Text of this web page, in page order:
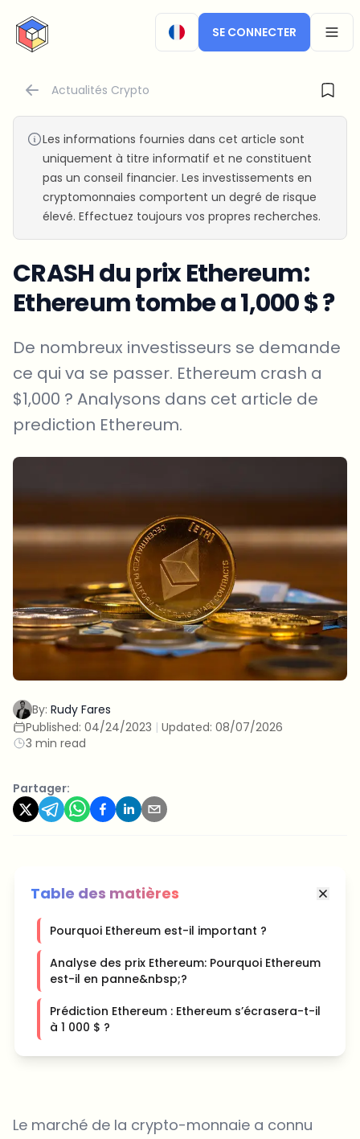
CryptoTicker
SE CONNECTER
Actualités Crypto
Les informations fournies dans cet article sont
uniquement à titre informatif et ne constituent
pas un conseil financier. Les investissements en
cryptomonnaies comportent un degré de risque
élevé. Effectuez toujours vos propres recherches.
CRASH du prix Ethereum:
Ethereum tombe a 1,000 $ ?
De nombreux investisseurs se demande
ce qui va se passer. Ethereum crash a
$1,000 ? Analysons dans cet article de
prediction Ethereum.
By: Rudy Fares
Published: 04/24/2023 | Updated: 08/07/2026
3 min read
Partager:
Table des matières
Pourquoi Ethereum est-il important ?
Analyse des prix Ethereum: Pourquoi Ethereum
est-il en panne&nbsp;?
Prédiction Ethereum : Ethereum s’écrasera-t-il
à 1 000 $ ?
Le marché de la crypto-monnaie a connu